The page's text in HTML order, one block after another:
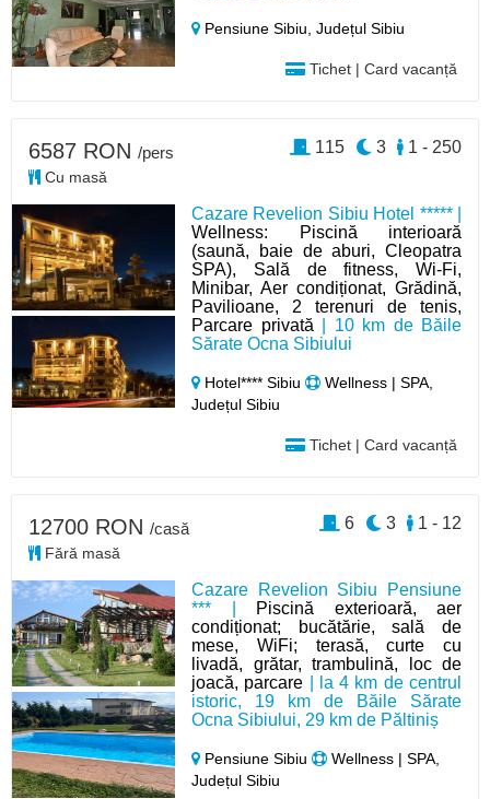
Pensiune Sibiu,Județul Sibiu
Tichet | Card vacanță
Cazare Revelion Sibiu Hotel ***** |
Wellness: Piscină interioară
(saună, baie de aburi, Cleopatra
SPA), Sală de fitness, Wi-Fi,
Minibar, Aer condiționat, Grădină,
Pavilioane, 2 terenuri de tenis,
Parcare privată | 10 km de Băile
Sărate Ocna Sibiului
Hotel**** Sibiu
Wellness | SPA,
Județul Sibiu
Tichet | Card vacanță
6587 RON /pers
Cu masă
1 - 250
3
115
Cazare Revelion Sibiu Pensiune
*** |
Piscină exterioară, aer
condiționat; bucătărie, sală de
mese, WiFi; terasă, curte cu
livadă, grătar, trambulină, loc de
joacă, parcare | la 4 km de centrul
istoric, 19 km de Băile Sărate
Ocna Sibiului, 29 km de Păltiniș
Pensiune Sibiu
Wellness | SPA,
Județul Sibiu
12700 RON /casă
Fără masă
1 - 12
3
6